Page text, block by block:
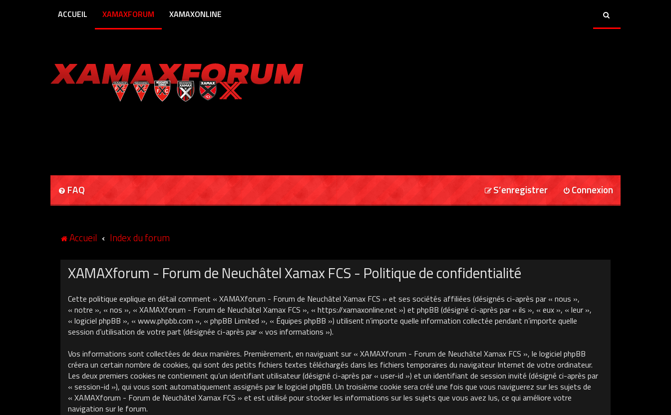
ACCUEIL XAMAXFORUM XAMAXONLINE
FAQ Connexion
S’enregistrer
Accueil Index du forum
XAMAXforum - Forum de Neuchâtel Xamax FCS - Politique de confidentialité
Cette politique explique en détail comment « XAMAXforum - Forum de Neuchâtel Xamax FCS » et ses sociétés affiliées (désignés ci-après par « nous »,
« notre », « nos », « XAMAXforum - Forum de Neuchâtel Xamax FCS », « https://xamaxonline.net ») et phpBB (désigné ci-après par « ils », « eux », « leur »,
« logiciel phpBB », « www.phpbb.com », « phpBB Limited », « Équipes phpBB ») utilisent n’importe quelle information collectée pendant n’importe quelle
session d’utilisation de votre part (désignée ci-après par « vos informations »).
Vos informations sont collectées de deux manières. Premièrement, en naviguant sur « XAMAXforum - Forum de Neuchâtel Xamax FCS », le logiciel phpBB
créera un certain nombre de cookies, qui sont des petits fichiers textes téléchargés dans les fichiers temporaires du navigateur Internet de votre ordinateur.
Les deux premiers cookies ne contiennent qu’un identifiant utilisateur (désigné ci-après par « user-id ») et un identifiant de session invité (désigné ci-après par
« session-id »), qui vous sont automatiquement assignés par le logiciel phpBB. Un troisième cookie sera créé une fois que vous naviguerez sur les sujets de
« XAMAXforum - Forum de Neuchâtel Xamax FCS » et est utilisé pour stocker les informations sur les sujets que vous avez lus, ce qui améliore votre
navigation sur le forum.